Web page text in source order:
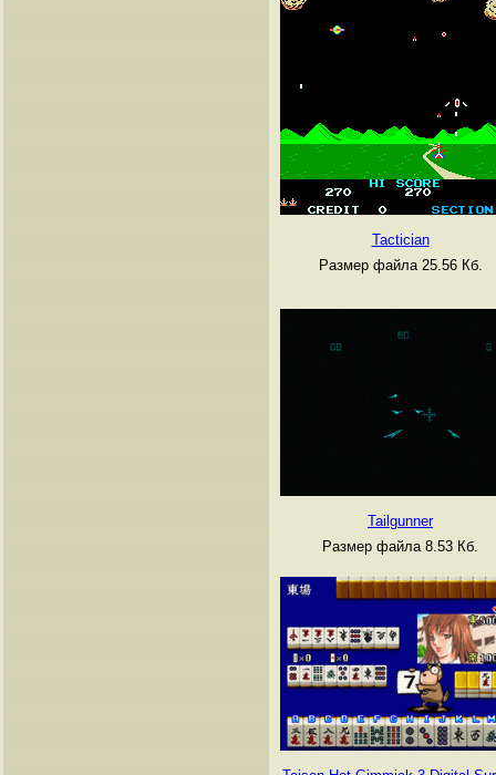
Tactician
Размер файла 25.56 Кб.
Tailgunner
Размер файла 8.53 Кб.